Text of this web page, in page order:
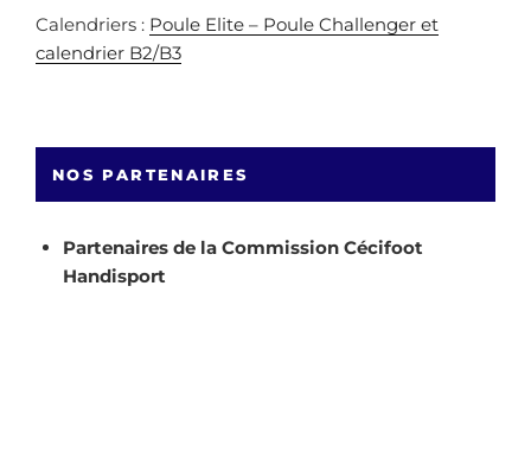
Calendriers : Poule Elite – Poule Challenger et
calendrier B2/B3
NOS PARTENAIRES
Partenaires de la Commission Cécifoot
Handisport